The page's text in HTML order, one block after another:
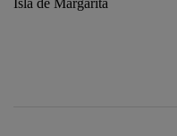
Isla de Margarita